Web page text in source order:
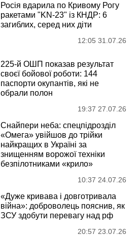
Росія вдарила по Кривому Рогу
ракетами "KN-23" із КНДР: 6
загиблих, серед них діти
12:05 31.07.26
225-й ОШП показав результат
своєї бойової роботи: 144
паспорти окупантів, які не
обрали полон
19:37 27.07.26
Снайпери неба: спецпідрозділ
«Омега» увійшов до трійки
найкращих в Україні за
знищенням ворожої техніки
безпілотниками «крило»
10:37 24.07.26
«Дуже кривава і довготривала
війна»: доброволець пояснив, як
ЗСУ здобути перевагу над рф
20:57 23.07.26